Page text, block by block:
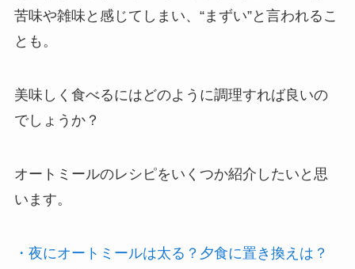
苦味や雑味と感じてしまい、“まずい”と言われるこ
とも。
美味しく食べるにはどのように調理すれば良いの
でしょうか？
オートミールのレシピをいくつか紹介したいと思
います。
・夜にオートミールは太る？夕食に置き換えは？